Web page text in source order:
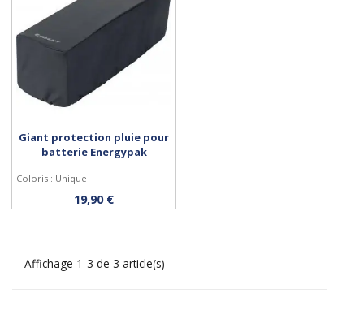
Acheter
Giant protection pluie pour
batterie Energypak
Coloris : Unique
19,90 €
Affichage 1-3 de 3 article(s)